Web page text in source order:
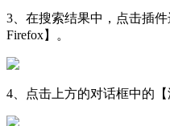
3、在搜索结果中，点击插
Firefox】。
4、点击上方的对话框中的【